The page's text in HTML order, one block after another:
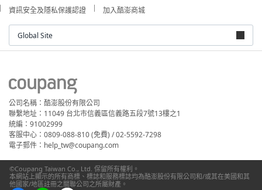
資訊安全及隱私保護認證
加入酷澎商城
Global Site
公司名稱：酷澎股份有限公司
聯繫地址：11049 台北市信義區信義路五段7號13樓之1
統編：91002999
客服中心：0809-088-810 (免費) / 02-5592-7298
電子郵件：help_tw@coupang.com
©Coupang Taiwan Co., Ltd. 保留所有權利。
本網站上顯示的所有商標、標誌和服務標誌均為酷澎股份有限公司和/或其在美國和其
他國家/地區註冊之關聯公司之所屬財產。